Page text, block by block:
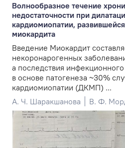
Волнообразное течение
недостаточности при
кардиомиопатии,
миокардита
Введение Миокардит
некоронарогенных
а последствия
в основе патогенеза ~30%
кардиомиопатии (ДКМП) ...
А. Ч. Шаракшанова
В. Ф.